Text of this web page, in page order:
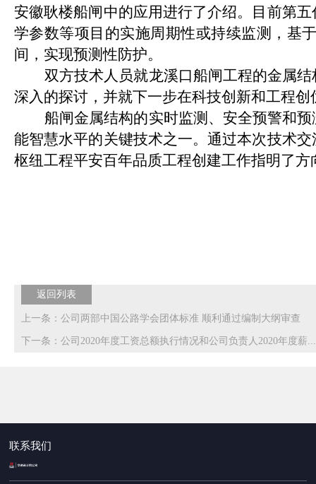
安徽耿楼船闸中的应用进行了介绍。目前第
学参数等项目的实施周期性或持续监测，基
间，实现预测性防护。
双方技术人员就龙溪口船闸工程的金属
深入的探讨，并就下一步在科技创新和工程
船闸金属结构的实时监测、安全预警和
能智慧水平的关键技术之一。通过本次技术
枢纽工程平安百年品质工程创建工作指明了
返回列表
上一条：公司两部中国公路学会团体标准 顺利通过编制大纲审查
下一条：公司2020年度工资总额执行情况和公司负责人2020年度薪...
联系我们